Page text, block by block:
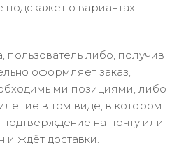
подскажет о вариантах
пользователь либо, получив
оформляет заказ,
позициями, либо
в том виде, в котором
на почту или
ждёт доставки.